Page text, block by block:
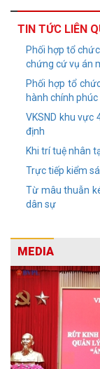
TIN TỨC LIÊN
Phối hợp tổ
chứng cứ vụ án
Phối hợp tổ
hành chính
VKSND khu vực
định
Khi trí tuệ nhân
Trực tiếp kiểm
Từ mâu thuẫn
dân sự
MEDIA